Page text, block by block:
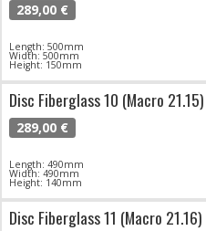
289,00 €
Length: 500mm
Width: 500mm
Height: 150mm
Disc Fiberglass 10 (Macro 21.15)
289,00 €
Length: 490mm
Width: 490mm
Height: 140mm
Disc Fiberglass 11 (Macro 21.16)